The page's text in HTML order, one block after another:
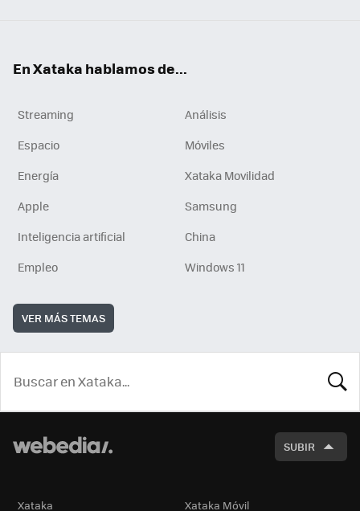
En Xataka hablamos de...
Streaming
Análisis
Espacio
Móviles
Energía
Xataka Movilidad
Apple
Samsung
Inteligencia artificial
China
Empleo
Windows 11
VER MÁS TEMAS
SUBIR
Xataka Xataka Móvil